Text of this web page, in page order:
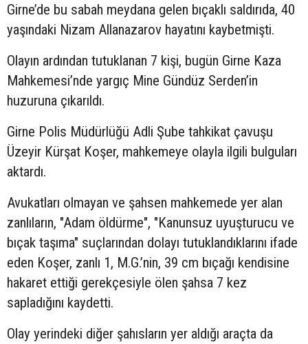
Girne’de bu sabah meydana gelen bıçaklı saldırıda, 40
yaşındaki Nizam Allanazarov hayatını kaybetmişti.
Olayın ardından tutuklanan 7 kişi, bugün Girne Kaza
Mahkemesi’nde yargıç Mine Gündüz Serden’in
huzuruna çıkarıldı.
Girne Polis Müdürlüğü Adli Şube tahkikat çavuşu
Üzeyir Kürşat Koşer, mahkemeye olayla ilgili bulguları
aktardı.
Avukatları olmayan ve şahsen mahkemede yer alan
zanlıların, "Adam öldürme", "Kanunsuz uyuşturucu ve
bıçak taşıma" suçlarından dolayı tutuklandıklarını ifade
eden Koşer, zanlı 1, M.G.’nin, 39 cm bıçağı kendisine
hakaret ettiği gerekçesiyle ölen şahsa 7 kez
sapladığını kaydetti.
Olay yerindeki diğer şahısların yer aldığı araçta da